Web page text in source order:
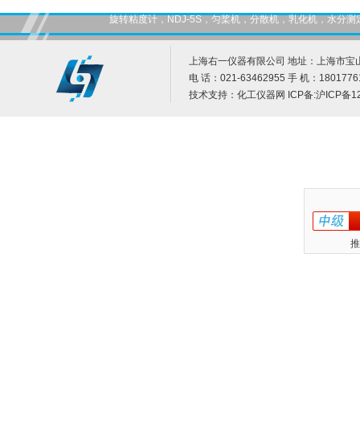
旋转粘度计，NDJ-5S，匀桨机，分散机，乳化机，水分
上海右一仪器有限公司 地址：上海市宝
电 话：021-63462955 手 机：
技术支持： 化工仪器网 ICP备:沪ICP备